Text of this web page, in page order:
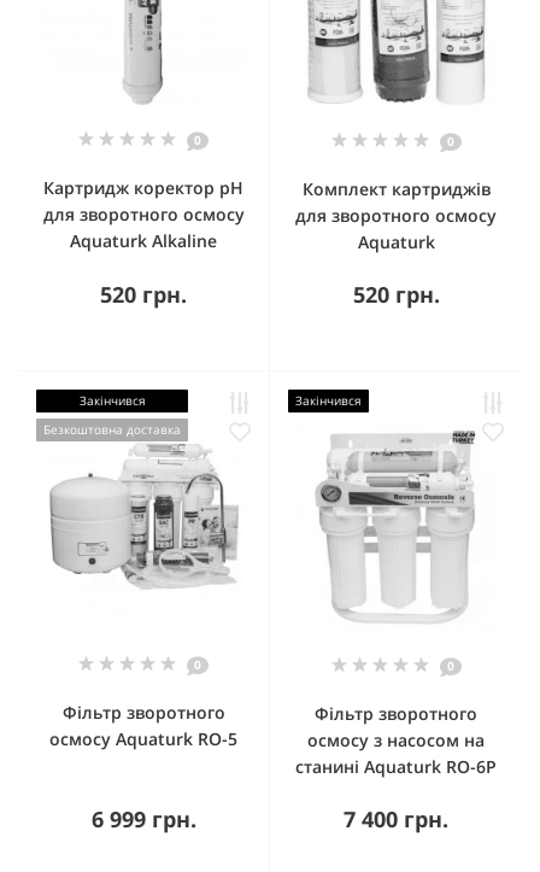
0
Картридж коректор pH
для зворотного осмосу
Aquaturk Alkaline
520 грн.
0
Комплект картриджів
для зворотного осмосу
Aquaturk
520 грн.
Закінчився
Безкоштовна доставка
0
Фільтр зворотного
осмосу Aquaturk RO-5
6 999 грн.
Закінчився
0
Фільтр зворотного
осмосу з насосом на
станині Aquaturk RO-6P
7 400 грн.